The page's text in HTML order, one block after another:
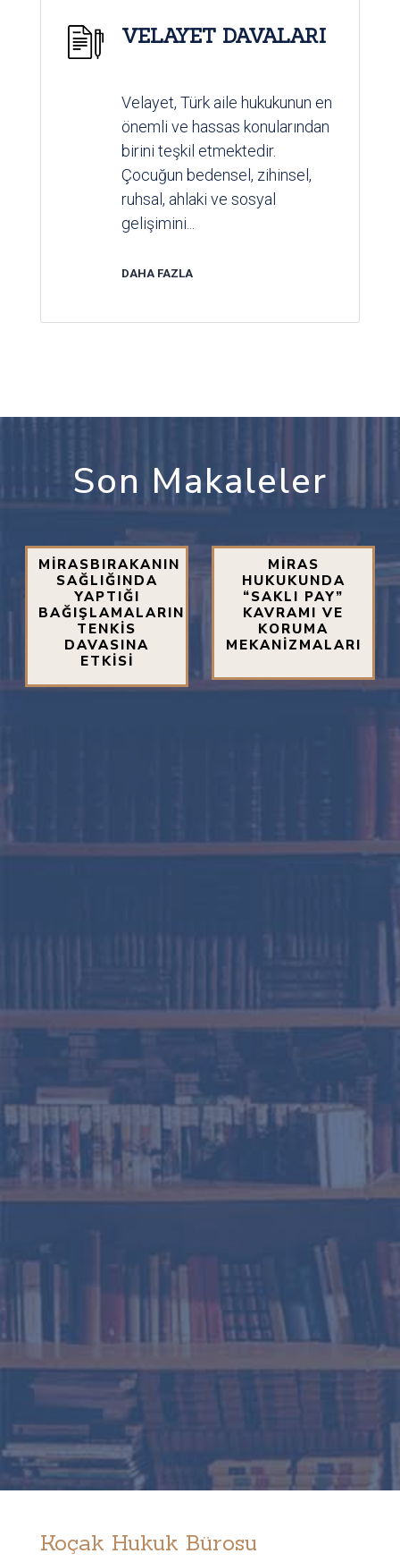
VELAYET DAVALARI
Velayet, Türk aile hukukunun en
önemli ve hassas konularından
birini teşkil etmektedir.
Çocuğun bedensel, zihinsel,
ruhsal, ahlaki ve sosyal
gelişimini...
DAHA FAZLA
Son Makaleler
MİRASBIRAKANIN
SAĞLIĞINDA
YAPTIĞI
BAĞIŞLAMALARIN
TENKİS
DAVASINA
ETKİSİ
MİRAS
HUKUKUNDA
“SAKLI PAY”
KAVRAMI VE
KORUMA
MEKANİZMALARI
Koçak Hukuk Bürosu